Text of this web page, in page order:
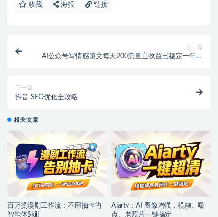
收藏 海报 链接
上一篇
AI公众号写情感短文每天200流量主收益已稳定一年之
下一篇
抖音 SEO优化全攻略
相关文章
百万赞漫剧工作流：不用抽卡的
智能体Skill
Aiarty：AI 图像增强，模糊、噪
点、老照片一键搞定